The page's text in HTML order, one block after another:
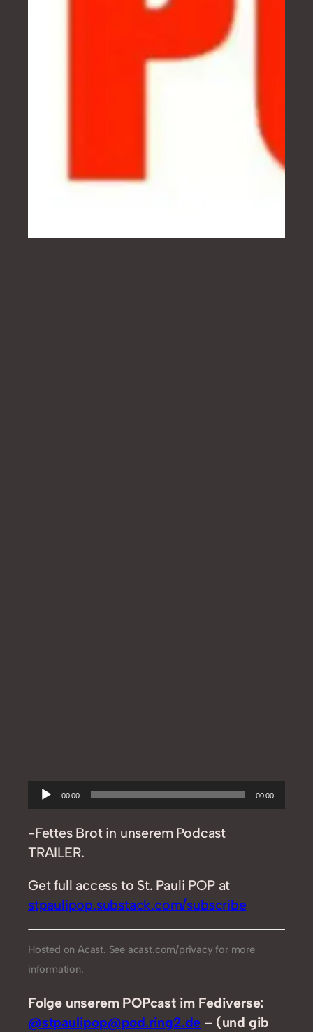
Audio-
Player
00:00 00:00
-Fettes Brot in unserem Podcast
TRAILER.
Get full access to St. Pauli POP at
stpaulipop.substack.com/subscribe
Hosted on Acast. See acast.com/privacy for more
information.
Folge unserem POPcast im Fediverse:
@stpaulipop@pod.ring2.de – (und gib